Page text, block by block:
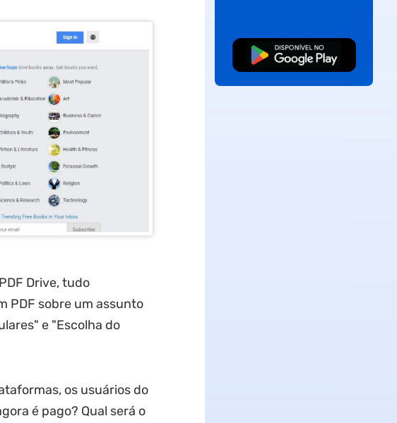
Drive, tudo
PDF sobre um assunto
e "Escolha do
os usuários do
é pago? Qual será o
Baixar Grátis